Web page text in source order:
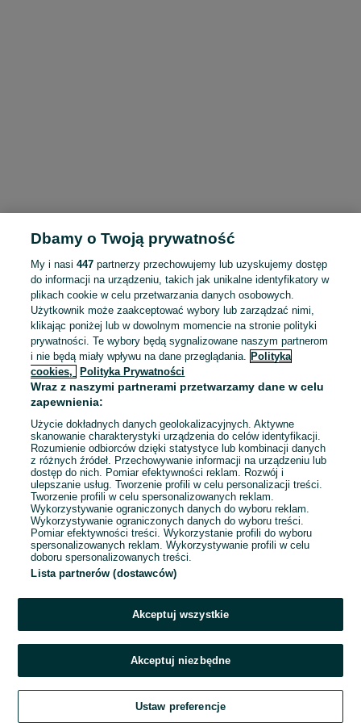
To ogłoszenie nie jest już dostępne
Przejdź na stronę główną
Dbamy o Twoją prywatność
My i nasi447 partnerzy przechowujemy lub uzyskujemy dostęp
do informacji na urządzeniu, takich jak unikalne identyfikatory w
plikach cookie w celu przetwarzania danych osobowych.
Użytkownik może zaakceptować wybory lub zarządzać nimi,
klikając poniżej lub w dowolnym momencie na stronie polityki
prywatności. Te wybory będą sygnalizowane naszym partnerom
i nie będą miały wpływu na dane przeglądania. Polityka
cookies,
Polityka Prywatności
Wraz z naszymi partnerami przetwarzamy dane w celu
zapewnienia:
Użycie dokładnych danych geolokalizacyjnych. Aktywne
skanowanie charakterystyki urządzenia do celów identyfikacji.
Rozumienie odbiorców dzięki statystyce lub kombinacji danych
z różnych źródeł. Przechowywanie informacji na urządzeniu lub
dostęp do nich. Pomiar efektywności reklam. Rozwój i
ulepszanie usług. Tworzenie profili w celu personalizacji treści.
Tworzenie profili w celu spersonalizowanych reklam.
Wykorzystywanie ograniczonych danych do wyboru reklam.
Wykorzystywanie ograniczonych danych do wyboru treści.
Pomiar efektywności treści. Wykorzystanie profili do wyboru
spersonalizowanych reklam. Wykorzystywanie profili w celu
doboru spersonalizowanych treści.
Lista partnerów (dostawców)
Akceptuj wszystkie
Akceptuj niezbędne
Ustaw preferencje